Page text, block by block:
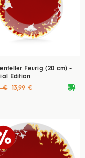
Feurig (20 cm) -
Edition
deliveryvan
€ 13,99 €